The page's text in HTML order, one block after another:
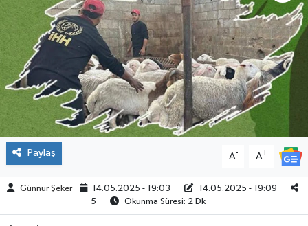
Paylaş A- A+
Günnur Şeker 14.05.2025 - 19:03
14.05.2025 - 19:09
5
Okunma Süresi: 2 Dk
İLÇELER
RESMİ İLANLAR
KÜLTÜR
TURİZM
MAGAZİN